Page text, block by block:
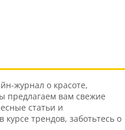
журнал о красоте,
предлагаем вам свежие
статьи и
трендов, заботьтесь о